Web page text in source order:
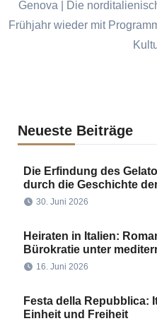
Genova | Die
Frühjahr wieder mit
Neueste Beiträge
Die Erfindung des
durch die Geschichte
30. Juni 2026
Heiraten in Italien:
Bürokratie unter
16. Juni 2026
Festa della Repubblica:
Einheit und Freiheit